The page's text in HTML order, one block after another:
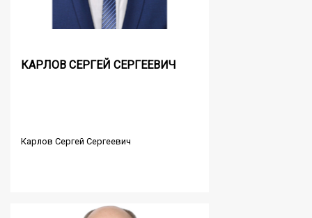
КАРЛОВ СЕРГЕЙ СЕРГЕЕВИЧ
Карлов Сергей Сергеевич